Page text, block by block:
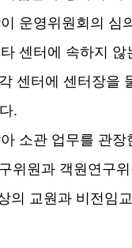
운영위원회의 심
센터에 속하지
센터에 센터장을
.
소관 업무를 관장
위원과 객원연구
의 교원과 비전임